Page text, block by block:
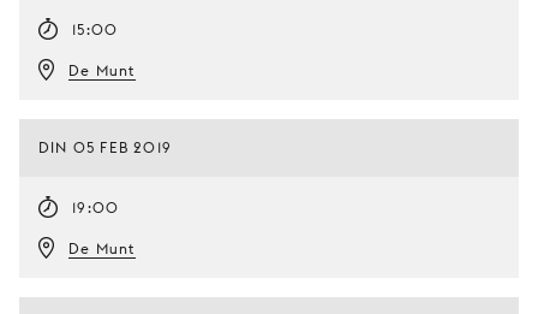
15:00
De Munt
DIN 05 FEB 2019
19:00
De Munt